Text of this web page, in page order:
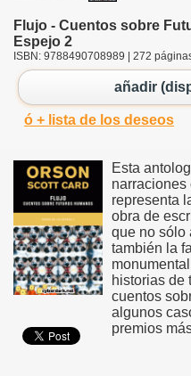
Flujo - Cuentos sobre
Espejo 2
ISBN: 9788490708989 | 272
añadir
ó + lista de los deseos
Esta
narraciones
representa
obra de
que no sólo
también la
historias de
cuentos
algunos
premios